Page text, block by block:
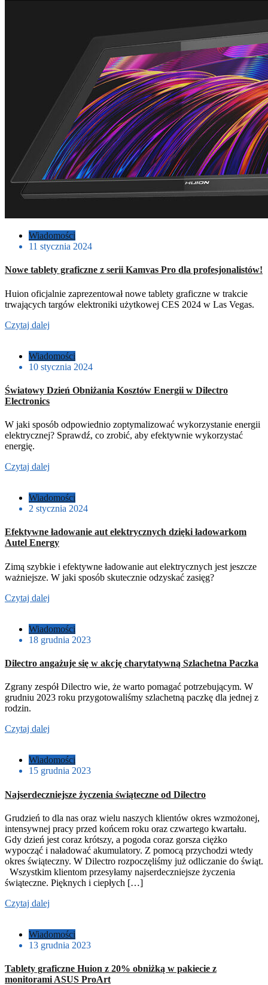
Wiadomości
11 stycznia 2024
Nowe tablety graficzne z serii Kamvas Pro dla profesjonalistów!
Huion oficjalnie zaprezentował nowe tablety graficzne w trakcie
trwających targów elektroniki użytkowej CES 2024 w Las Vegas.
Czytaj dalej
Wiadomości
10 stycznia 2024
Światowy Dzień Obniżania Kosztów Energii w Dilectro
Electronics
W jaki sposób odpowiednio zoptymalizować wykorzystanie energii
elektrycznej? Sprawdź, co zrobić, aby efektywnie wykorzystać
energię.
Czytaj dalej
Wiadomości
2 stycznia 2024
Efektywne ładowanie aut elektrycznych dzięki ładowarkom
Autel Energy
Zimą szybkie i efektywne ładowanie aut elektrycznych jest jeszcze
ważniejsze. W jaki sposób skutecznie odzyskać zasięg?
Czytaj dalej
Wiadomości
18 grudnia 2023
Dilectro angażuje się w akcję charytatywną Szlachetna Paczka
Zgrany zespół Dilectro wie, że warto pomagać potrzebującym. W
grudniu 2023 roku przygotowaliśmy szlachetną paczkę dla jednej z
rodzin.
Czytaj dalej
Wiadomości
15 grudnia 2023
Najserdeczniejsze życzenia świąteczne od Dilectro
Grudzień to dla nas oraz wielu naszych klientów okres wzmożonej,
intensywnej pracy przed końcem roku oraz czwartego kwartału.
Gdy dzień jest coraz krótszy, a pogoda coraz gorsza ciężko
wypocząć i naładować akumulatory. Z pomocą przychodzi wtedy
okres świąteczny. W Dilectro rozpoczęliśmy już odliczanie do świąt.
Wszystkim klientom przesyłamy najserdeczniejsze życzenia
świąteczne. Pięknych i ciepłych […]
Czytaj dalej
Wiadomości
13 grudnia 2023
Tablety graficzne Huion z 20% obniżką w pakiecie z
monitorami ASUS ProArt